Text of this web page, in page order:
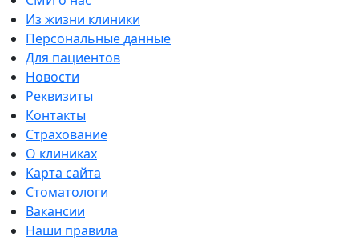
Из жизни клиники
Персональные данные
Для пациентов
Новости
Реквизиты
Контакты
Страхование
О клиниках
Карта сайта
Стоматологи
Вакансии
Наши правила